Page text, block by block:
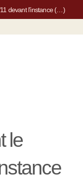
devant l’instance (…)
le